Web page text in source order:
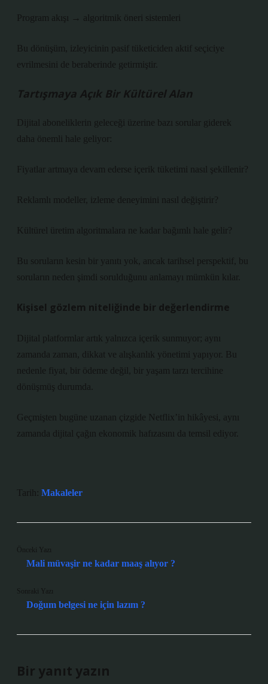
Program akışı → algoritmik öneri sistemleri
Bu dönüşüm, izleyicinin pasif tüketiciden aktif seçiciye
evrilmesini de beraberinde getirmiştir.
Tartışmaya Açık Bir Kültürel Alan
Dijital aboneliklerin geleceği üzerine bazı sorular giderek
daha önemli hale geliyor:
Fiyatlar artmaya devam ederse içerik tüketimi nasıl şekillenir?
Reklamlı modeller, izleme deneyimini nasıl değiştirir?
Kültürel üretim algoritmalara ne kadar bağımlı hale gelir?
Bu soruların kesin bir yanıtı yok, ancak tarihsel perspektif, bu
soruların neden şimdi sorulduğunu anlamayı mümkün kılar.
Kişisel gözlem niteliğinde bir değerlendirme
Dijital platformlar artık yalnızca içerik sunmuyor; aynı
zamanda zaman, dikkat ve alışkanlık yönetimi yapıyor. Bu
nedenle fiyat, bir ödeme değil, bir yaşam tarzı tercihine
dönüşmüş durumda.
Geçmişten bugüne uzanan çizgide Netflix’in hikâyesi, aynı
zamanda dijital çağın ekonomik hafızasını da temsil ediyor.
Tarih: Makaleler
Önceki Yazı
Mali müvaşir ne kadar maaş alıyor ?
Sonraki Yazı
Doğum belgesi ne için lazım ?
Bir yanıt yazın